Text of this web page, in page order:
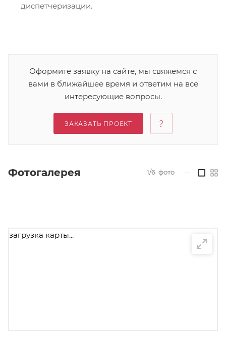
диспетчеризации.
Оформите заявку на сайте, мы свяжемся с
вами в ближайшее время и ответим на все
интересующие вопросы.
ЗАКАЗАТЬ ПРОЕКТ
Фотогалерея 1/6 фото
загрузка карты...